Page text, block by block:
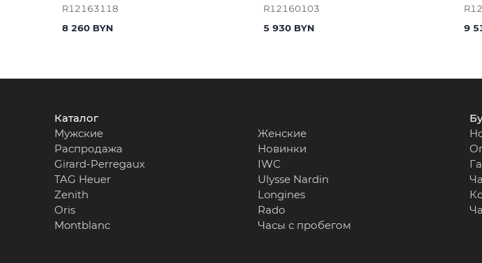
R12163118
8 260 BYN
R12160103
5 930 BYN
9
Каталог
Мужские
Женские
Распродажа
Новинки
Girard-Perregaux
IWC
TAG Heuer
Ulysse Nardin
Zenith
Longines
Oris
Rado
Montblanc
Часы с пробегом